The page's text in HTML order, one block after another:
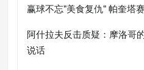
赢球不忘"美食复仇" 帕奎塔
阿什拉夫反击质疑：摩洛哥
说话